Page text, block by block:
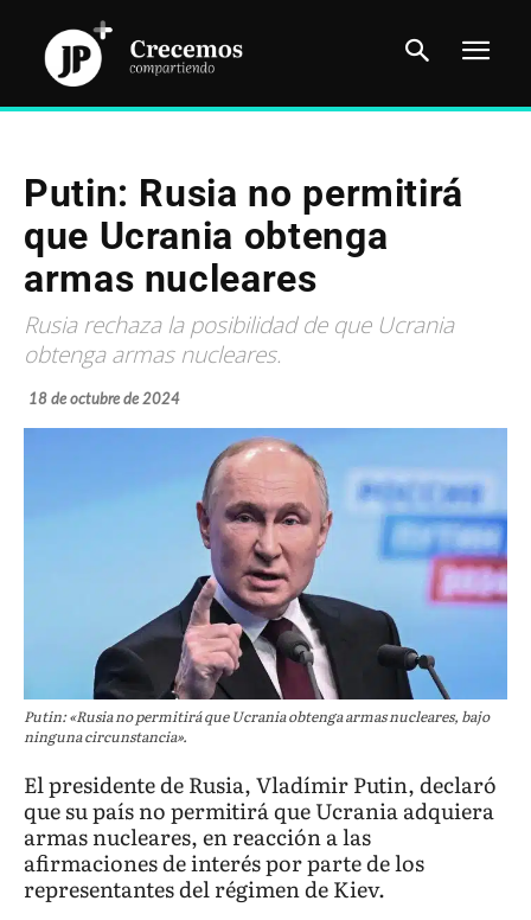
Putin: Rusia no permitirá
que Ucrania obtenga
armas nucleares
Rusia rechaza la posibilidad de que Ucrania
obtenga armas nucleares.
18 de octubre de 2024
Putin: «Rusia no permitirá que Ucrania obtenga armas nucleares, bajo
ninguna circunstancia».
El presidente de Rusia, Vladímir Putin, declaró
que su país no permitirá que Ucrania adquiera
armas nucleares, en reacción a las
afirmaciones de interés por parte de los
representantes del régimen de Kiev.